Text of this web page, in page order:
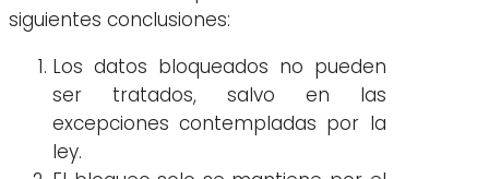
siguientes conclusiones:
Los datos bloqueados no pueden
ser tratados, salvo en las
excepciones contempladas por la
ley.